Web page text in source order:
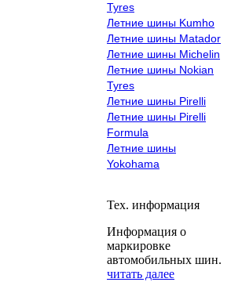
Tyres
Летние шины Kumho
Летние шины Matador
Летние шины Michelin
Летние шины Nokian
Tyres
Летние шины Pirelli
Летние шины Pirelli
Formula
Летние шины
Yokohama
Тех. информация
Информация о
маркировке
автомобильных шин.
читать далее